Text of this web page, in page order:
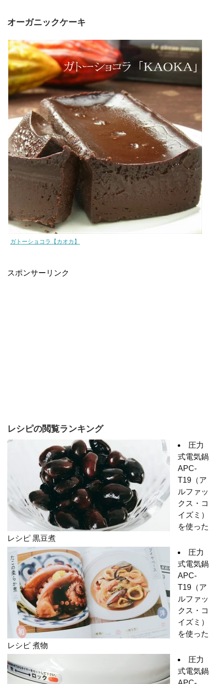
オーガニックケーキ
ガトーショコラ【カオカ】
スポンサーリンク
レシピの閲覧ランキング
圧力
式電気鍋
APC-
T19（ア
ルファッ
クス・コ
イズミ）
を使った
レシピ 黒豆煮
圧力
式電気鍋
APC-
T19（ア
ルファッ
クス・コ
イズミ）
を使った
レシピ 煮物
圧力
式電気鍋